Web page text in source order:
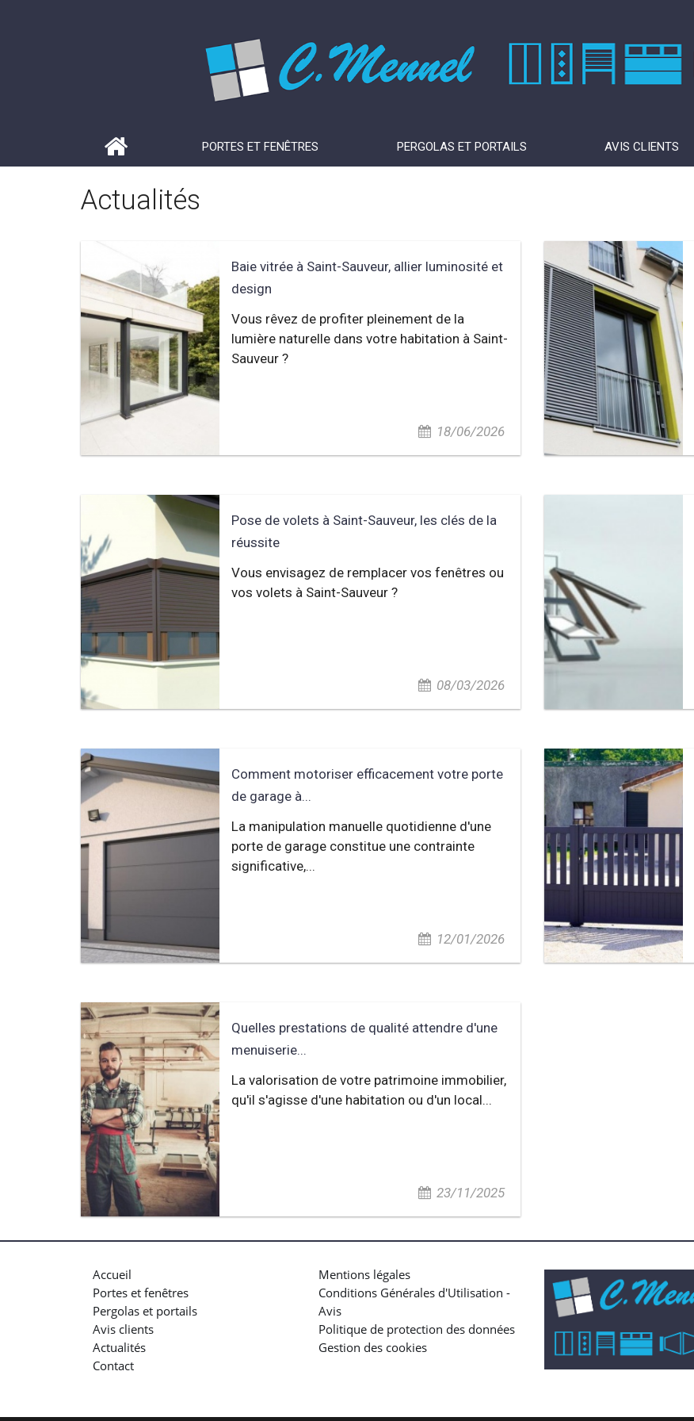
PORTES ET FENÊTRES PERGOLAS ET PORTAILS AVIS CLIENTS
Actualités
Baie vitrée à Saint-Sauveur, allier luminosité et
design
Vous rêvez de profiter pleinement de la
lumière naturelle dans votre habitation à Saint-
Sauveur ?
18/06/2026
Pose de volets à Saint-Sauveur, les clés de la
réussite
Vous envisagez de remplacer vos fenêtres ou
vos volets à Saint-Sauveur ?
08/03/2026
Comment motoriser efficacement votre porte
de garage à...
La manipulation manuelle quotidienne d'une
porte de garage constitue une contrainte
significative,...
12/01/2026
Quelles prestations de qualité attendre d'une
menuiserie...
La valorisation de votre patrimoine immobilier,
qu'il s'agisse d'une habitation ou d'un local...
23/11/2025
Accueil
Portes et fenêtres
Pergolas et portails
Avis clients
Actualités
Contact
Mentions légales
Conditions Générales d'Utilisation -
Avis
Politique de protection des données
Gestion des cookies